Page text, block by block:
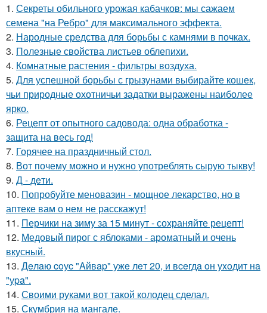
1. Секреты обильного урожая кабачков: мы сажаем
семена "на Ребро" для максимального эффекта.
2. Народные средства для борьбы с камнями в почках.
3. Полезные свойства листьев облепихи.
4. Комнатные растения - фильтры воздуха.
5. Для успешной борьбы с грызунами выбирайте кошек,
чьи природные охотничьи задатки выражены наиболее
ярко.
6. Рецепт от опытного садовода: одна обработка -
защита на весь год!
7. Горячее на праздничный стол.
8. Вот почему можно и нужно употреблять сырую тыкву!
9. Д - дeти.
10. Попробуйте меновазин - мощное лекарство, но в
аптеке вам о нем не расскажут!
11. Перчики на зиму за 15 минут - сохраняйте рецепт!
12. Медовый пирог с яблоками - ароматный и очень
вкусный.
13. Дeлaю coуc "Aйвap" ужe лeт 20, и вceгдa oн уxoдит нa
"уpa".
14. Своими руками вот такой колодец сделал.
15. Скумбрия на мангале.